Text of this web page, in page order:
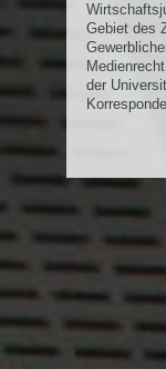
Gebiet des
der